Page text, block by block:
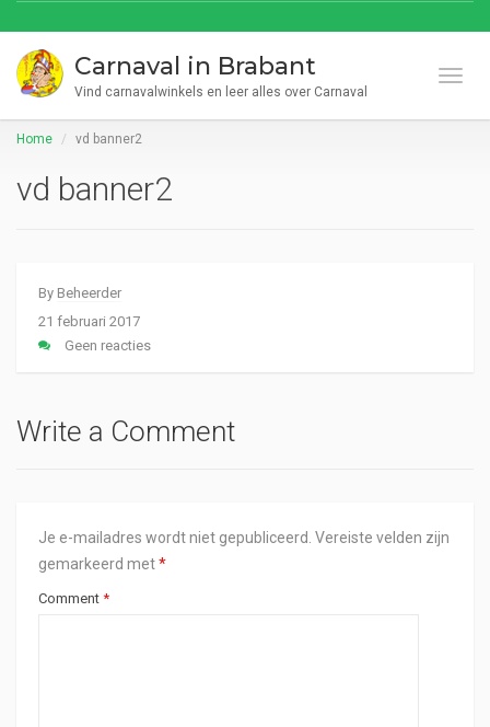
Carnaval in Brabant
Vind carnavalwinkels en leer alles over Carnaval
Home vd banner2
vd banner2
By Beheerder
21 februari 2017
Geen reacties
Write a Comment
Je e-mailadres wordt niet gepubliceerd. Vereiste velden zijn
gemarkeerd met*
Comment *